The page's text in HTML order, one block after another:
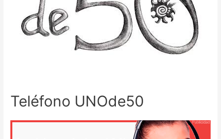
Teléfono UNOde50